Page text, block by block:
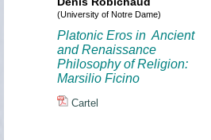
(University of Notre Dame)
Platonic Eros in Ancient
and Renaissance
Philosophy of Religion:
Marsilio Ficino
Cartel